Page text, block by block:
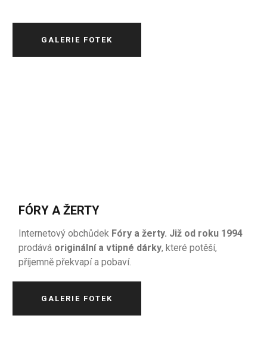
GALERIE FOTEK
FÓRY A ŽERTY
Internetový obchůdek Fóry a žerty. Již od roku 1994
prodává originální a vtipné dárky, které potěší,
příjemně překvapí a pobaví.
GALERIE FOTEK